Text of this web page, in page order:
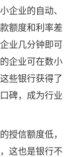
企业的自动、
额度和利率差
业几分钟即可
企业可在数小
些银行获得了
碑，成为行业
信额度低，
这也是银行不